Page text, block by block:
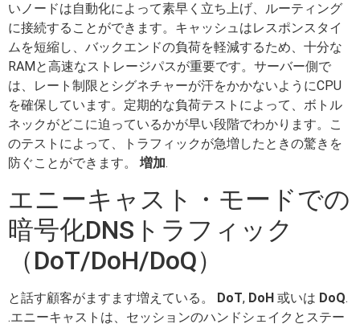
いノードは自動化によって素早く立ち上げ、ルーティング
に接続することができます。キャッシュはレスポンスタイ
ムを短縮し、バックエンドの負荷を軽減するため、十分な
RAMと高速なストレージパスが重要です。サーバー側で
は、レート制限とシグネチャーが汗をかかないようにCPU
を確保しています。定期的な負荷テストによって、ボトル
ネックがどこに迫っているかが早い段階でわかります。こ
のテストによって、トラフィックが急増したときの驚きを
防ぐことができます。 増加.
エニーキャスト・モードでの
暗号化DNSトラフィック
（DoT/DoH/DoQ）
と話す顧客がますます増えている。 DoT, DoH 或いは DoQ.
.エニーキャストは、セッションのハンドシェイクとステー